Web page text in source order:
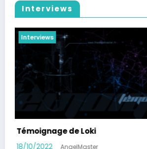
Interviews
Interviews
Rencontre avec Ivar, gamer
08/10/2022 AngelMaster